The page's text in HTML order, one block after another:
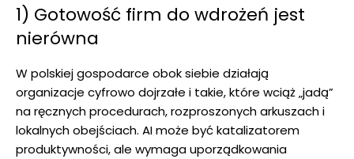
1) Gotowość firm do wdrożeń jest
nierówna
W polskiej gospodarce obok siebie działają
organizacje cyfrowo dojrzałe i takie, które wciąż „jadą”
na ręcznych procedurach, rozproszonych arkuszach i
lokalnych obejściach. AI może być katalizatorem
produktywności, ale wymaga uporządkowania